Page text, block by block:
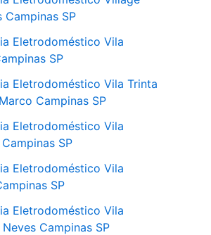
Campinas SP
Eletrodoméstico Vila
SP
Eletrodoméstico Vila Trinta
Campinas SP
Eletrodoméstico Vila
SP
Eletrodoméstico Vila
SP
Eletrodoméstico Vila
Campinas SP